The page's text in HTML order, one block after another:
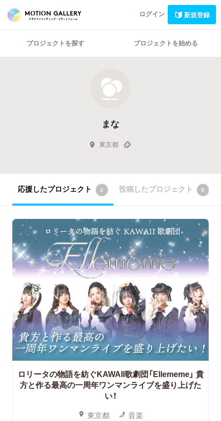
ログイン 新規登録
プロジェクトを探す プロジェクトを始める
まな
東京都
応援したプロジェクト 2 投稿したプロジェクト 0
ロリータの物語を紡ぐKAWAII歌劇団「Ellememe」 貴
方と作る最高の一周年ワンマンライブを盛り上げた
い！
東京都 音楽